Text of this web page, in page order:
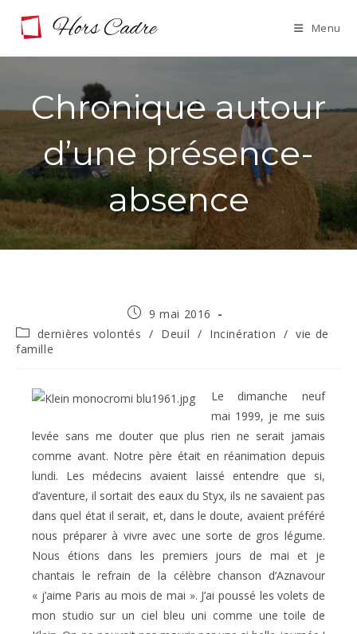
Menu
Chronique autour
d’une présence-
absence
Publication
publiée :
9 mai 2016
Post
category:
dernières volontés / Deuil / Incinération / vie de
famille
Le dimanche neuf
mai 1999, je me suis
levée sans me douter que plus rien ne serait jamais
comme avant. Notre père était en réanimation depuis
lundi. Les médecins avaient laissé entendre que si,
d’aventure, il sortait des eaux du Styx, ils ne savaient pas
dans quel état il serait, et, dans le doute, avaient préféré
nous préparer à vivre avec une sorte de gros légume.
Nous étions dans les premiers jours de mai et je
chantais le refrain de la célèbre chanson d’Aznavour
« j’aime Paris au mois de mai ». J’ai poussé les volets de
mon studio sur un ciel bleu uni comme une toile de